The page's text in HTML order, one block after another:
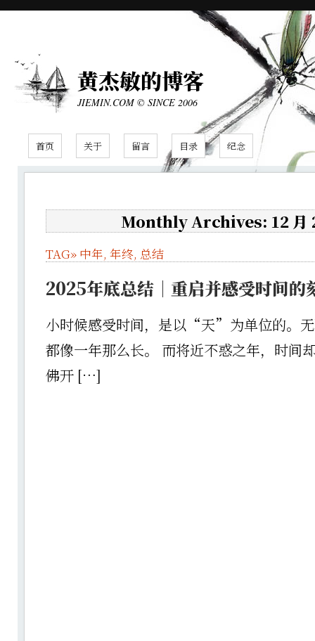
黄杰敏的博客
JIEMIN.COM © SINCE 2006
首页 关于 留言 目录 纪念
Monthly Archives: 12 月
TAG» 中年, 年终, 总结
2025年底总结｜重启并感受时间的
小时候感受时间，是以“天”为单位的。
都像一年那么长。 而将近不惑之年，时间
佛开 […]